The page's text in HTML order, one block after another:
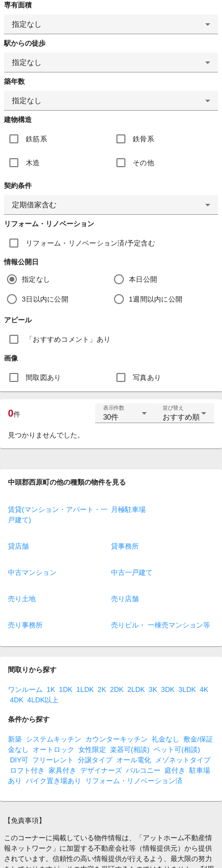
専有面積
指定なし
駅からの徒歩
指定なし
築年数
指定なし
建物構造
鉄筋系 鉄骨系
木造 その他
契約条件
定期借家含む
リフォーム・リノベーション
リフォーム・リノベーション済/予定含む
情報公開日
指定なし 本日公開
3日以内に公開 1週間以内に公開
アピール
「おすすめコメント」あり
画像
間取図あり 写真あり
0件
表示件数
30件
並び替え
おすすめ順
見つかりませんでした。
中頭郡西原町の他の種類の物件を見る
賃貸(マンション・アパート・一
戸建て)
月極駐車場
貸店舗 貸事務所
中古マンション 中古一戸建て
売り土地 売り店舗
売り事務所 売りビル・ 一棟売マンション等
間取りから探す
ワンルーム 1K 1DK 1LDK 2K 2DK 2LDK 3K 3DK 3LDK 4K
4DK 4LDK以上
条件から探す
新築 システムキッチン カウンターキッチン 礼金なし
敷金/保証
金なし
オートロック 女性限定 楽器可(相談) ペット可(相談)
DIY可 フリーレント 分譲タイプ オール電化
メゾネットタイプ
ロフト付き
家具付き デザイナーズ バルコニー 庭付き
駐車場
あり
バイク置き場あり リフォーム・リノベーション済
【免責事項】
このコーナーに掲載している物件情報は、「アットホーム不動産情
報ネットワーク」に加盟する不動産会社等（情報提供元）から提供
されています。信頼性の高い情報提供が行えるよう、最大限の努力